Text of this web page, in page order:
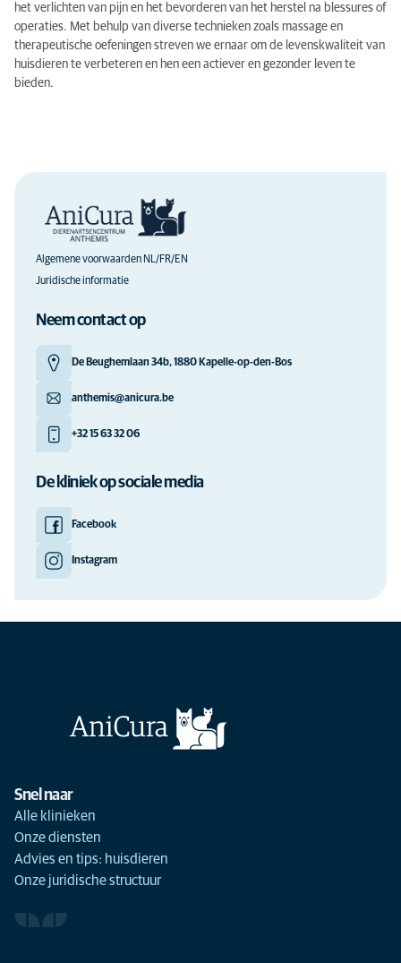
het verlichten van pijn en het bevorderen van het herstel na blessures of
operaties. Met behulp van diverse technieken zoals massage en
therapeutische oefeningen streven we ernaar om de levenskwaliteit van
huisdieren te verbeteren en hen een actiever en gezonder leven te
bieden.
Algemene voorwaarden NL/FR/EN
Juridische informatie
Neem contact op
De Beughemlaan 34b, 1880 Kapelle-op-den-Bos
anthemis@anicura.be
+32 15 63 32 06
De kliniek op sociale media
Facebook
Instagram
Snel naar
Alle klinieken
Onze diensten
Advies en tips: huisdieren
Onze juridische structuur